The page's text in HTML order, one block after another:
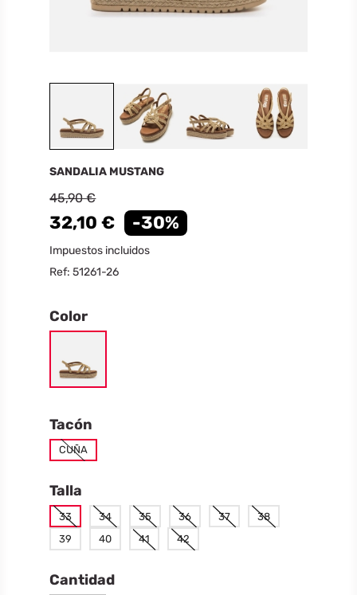
SANDALIA MUSTANG
45,90 €
32,10 € -30%
Impuestos incluidos
Ref: 51261-26
Color
Tacón
CUÑA
Talla
33 34 35 36 37
38
39
40 41 42
Cantidad